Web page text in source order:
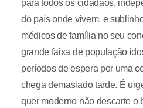
para todos os cidadãos,
do país onde vivem, e
médicos de família no seu
grande faixa de população
períodos de espera por uma
chega demasiado tarde. É
quer moderno não descarte o